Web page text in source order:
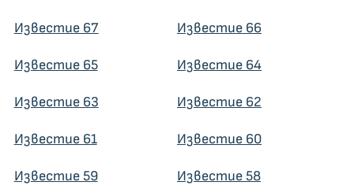
Известие 67 Известие 66
Известие 65 Известие 64
Известие 63 Известие 62
Известие 61 Известие 60
Известие 59 Известие 58